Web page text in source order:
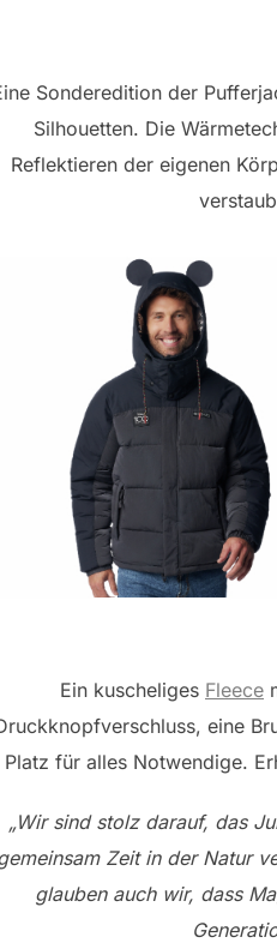
Sonderedition der
Silhouetten. Die
Reflektieren der eigenen
Ein kuscheliges Fleece
eine
Platz für alles Notwendige.
„Wir sind stolz darauf, das
Zeit in der Natur
glauben auch wir, dass